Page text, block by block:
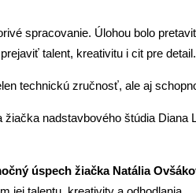
spracovanie. Úlohou bolo
talent, kreativitu i cit pre detail.
technickú zručnosť, ale aj
nadstavbového štúdia
úspech žiačka Natália